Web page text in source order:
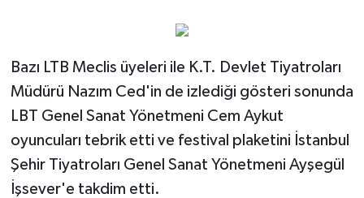
Bazı LTB Meclis üyeleri ile K.T. Devlet Tiyatroları
Müdürü Nazım Ced'in de izlediği gösteri sonunda
LBT Genel Sanat Yönetmeni Cem Aykut
oyuncuları tebrik etti ve festival plaketini İstanbul
Şehir Tiyatroları Genel Sanat Yönetmeni Ayşegül
İşsever'e takdim etti.